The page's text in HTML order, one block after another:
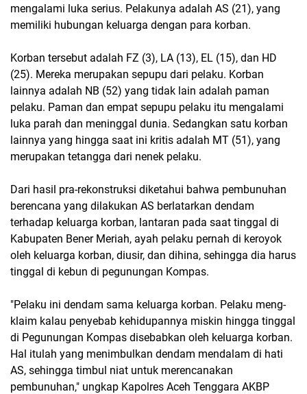
mengalami luka serius. Pelakunya adalah AS (21), yang
memiliki hubungan keluarga dengan para korban.
Korban tersebut adalah FZ (3), LA (13), EL (15), dan HD
(25). Mereka merupakan sepupu dari pelaku. Korban
lainnya adalah NB (52) yang tidak lain adalah paman
pelaku. Paman dan empat sepupu pelaku itu mengalami
luka parah dan meninggal dunia. Sedangkan satu korban
lainnya yang hingga saat ini kritis adalah MT (51), yang
merupakan tetangga dari nenek pelaku.
Dari hasil pra-rekonstruksi diketahui bahwa pembunuhan
berencana yang dilakukan AS berlatarkan dendam
terhadap keluarga korban, lantaran pada saat tinggal di
Kabupaten Bener Meriah, ayah pelaku pernah di keroyok
oleh keluarga korban, diusir, dan dihina, sehingga dia harus
tinggal di kebun di pegunungan Kompas.
"Pelaku ini dendam sama keluarga korban. Pelaku meng-
klaim kalau penyebab kehidupannya miskin hingga tinggal
di Pegunungan Kompas disebabkan oleh keluarga korban.
Hal itulah yang menimbulkan dendam mendalam di hati
AS, sehingga timbul niat untuk merencanakan
pembunuhan," ungkap Kapolres Aceh Tenggara AKBP